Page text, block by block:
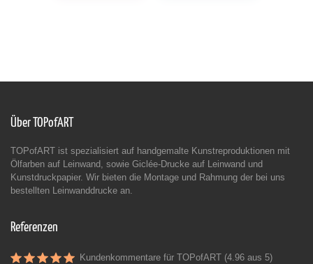
Über TOPofART
TOPofART ist spezialisiert auf handgemalte Kunstreproduktionen mit
Ölfarben auf Leinwand, sowie Giclée-Drucke auf Leinwand und
Kunstdruckpapier. Wir bieten die Montage und Rahmung der bei uns
bestellten Leinwanddrucke an.
Referenzen
Kundenkommentare für TOPofART (4.96 aus 5)